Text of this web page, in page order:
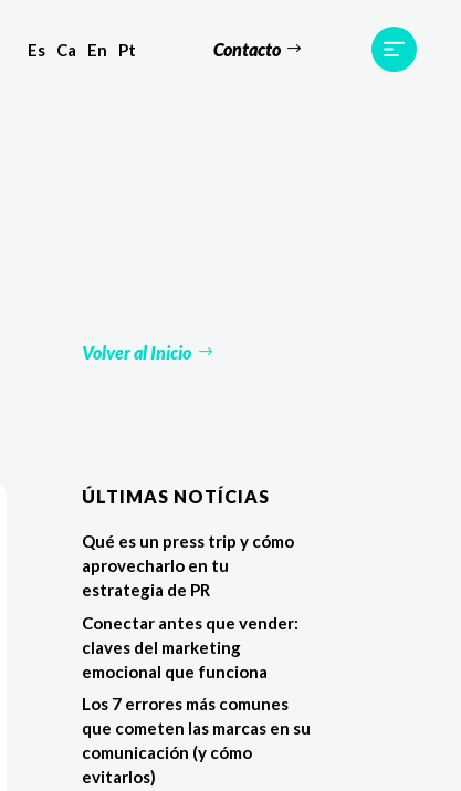
Es Ca En Pt Contacto
Volver al Inicio
ÚLTIMAS NOTÍCIAS
Qué es un press trip y cómo
aprovecharlo en tu
estrategia de PR
Conectar antes que vender:
claves del marketing
emocional que funciona
Los 7 errores más comunes
que cometen las marcas en su
comunicación (y cómo
evitarlos)